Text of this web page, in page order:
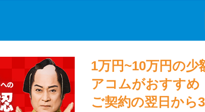
1万円~10万円の少
アコムがおすすめ
ご契約の翌日から